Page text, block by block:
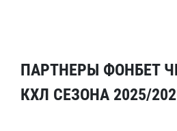
ПАРТНЕРЫ ФОНБЕТ
КХЛ СЕЗОНА 2025/